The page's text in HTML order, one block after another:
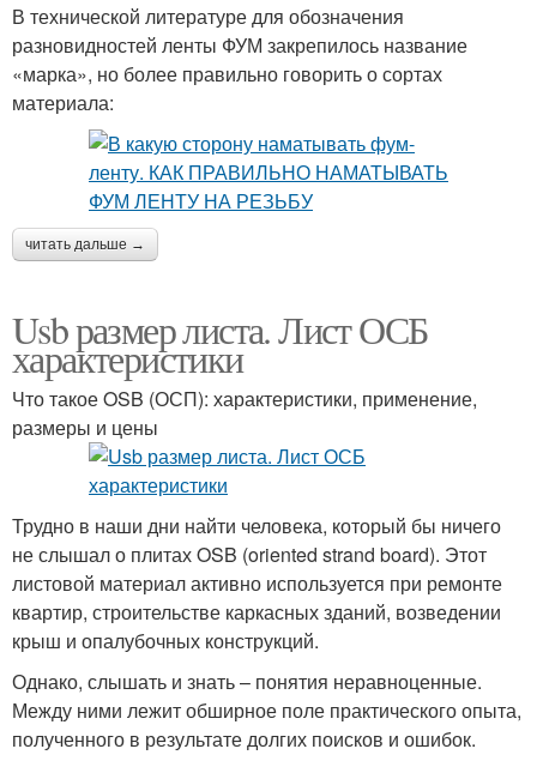
В технической литературе для обозначения
разновидностей ленты ФУМ закрепилось название
«марка», но более правильно говорить о сортах
материала:
читать дальше →
Usb размер листа. Лист ОСБ
характеристики
Что такое OSB (ОСП): характеристики, применение,
размеры и цены
Трудно в наши дни найти человека, который бы ничего
не слышал о плитах OSB (oriented strand board). Этот
листовой материал активно используется при ремонте
квартир, строительстве каркасных зданий, возведении
крыш и опалубочных конструкций.
Однако, слышать и знать – понятия неравноценные.
Между ними лежит обширное поле практического опыта,
полученного в результате долгих поисков и ошибок.